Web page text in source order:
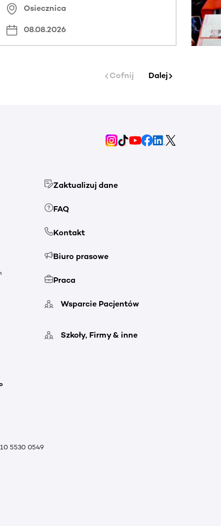
Osiecznica
08.08.2026
Cofnij Dalej
Zaktualizuj dane
FAQ
Kontakt
Biuro prasowe
Praca
Wsparcie Pacjentów
Szkoły, Firmy & inne
5530 0549